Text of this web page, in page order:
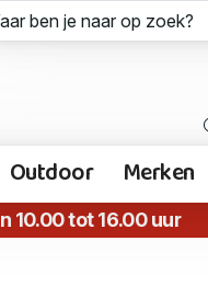
Outdoor Merken
10.00 tot 16.00 uur